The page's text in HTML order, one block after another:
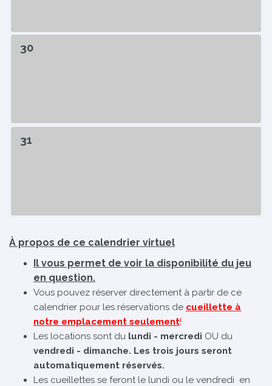
30
31
À propos de ce calendrier virtuel
Il vous permet de voir la disponibilité du jeu
en question.
Vous pouvez réserver directement à partir de ce
calendrier pour les réservations de cueillette à
notre emplacement seulement!
Les locations sont du lundi - mercredi OU du
vendredi - dimanche. Les trois jours seront
automatiquement réservés.
Les cueillettes se feront le lundi ou le vendredi en